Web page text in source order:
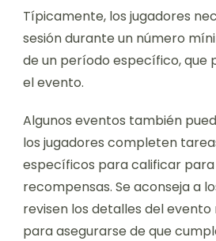
Típicamente, los jugadores
sesión durante un número
de un período específico, que
el evento.
Algunos eventos también
los jugadores completen
específicos para calificar
recompensas. Se aconseja a
revisen los detalles del
para asegurarse de que